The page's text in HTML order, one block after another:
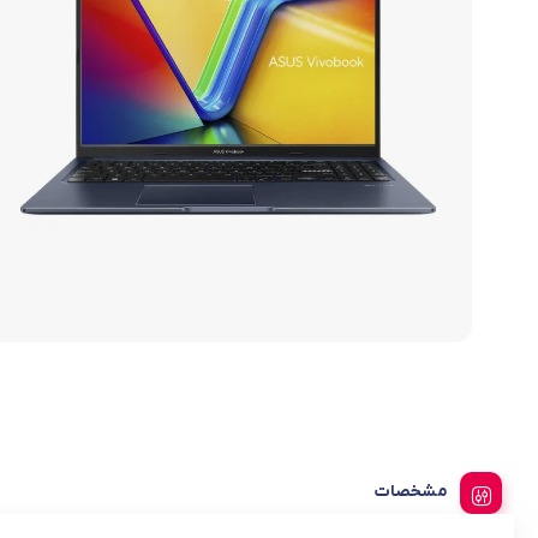
سری ideapad slim 3
لوازم جانبی لپ تاپ
کول پد
تجهیزات شبکه و ارتباطات
ماشین های اداری
لیست قیمت ساعت های اذان گو و اوقات شرعی
مشخصات